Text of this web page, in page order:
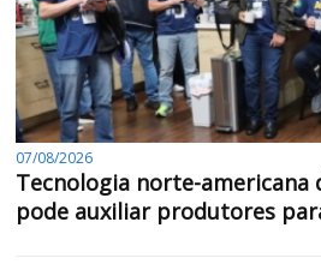
07/08/2026
Tecnologia norte-americana
pode auxiliar produtores